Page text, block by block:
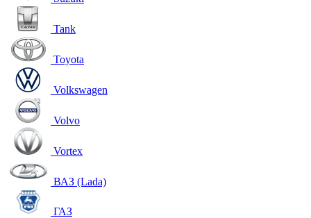
Tank
Toyota
Volkswagen
Volvo
Vortex
ВАЗ (Lada)
ГАЗ